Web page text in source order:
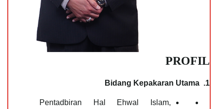
PROFIL
1. Bidang Kepakaran Utama
Pentadbiran Hal Ehwal Islam,